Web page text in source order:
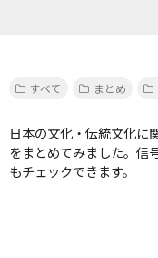
すべて
まとめ
日本の文化・伝統文化に
をまとめてみました。信
もチェックできます。